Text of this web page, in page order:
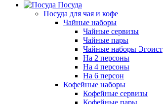
Посуда
Посуда для чая и кофе
Чайные наборы
Чайные сервизы
Чайные пары
Чайные наборы Эгоист
На 2 персоны
На 4 персоны
На 6 персон
Кофейные наборы
Кофейные сервизы
Кофейные пары